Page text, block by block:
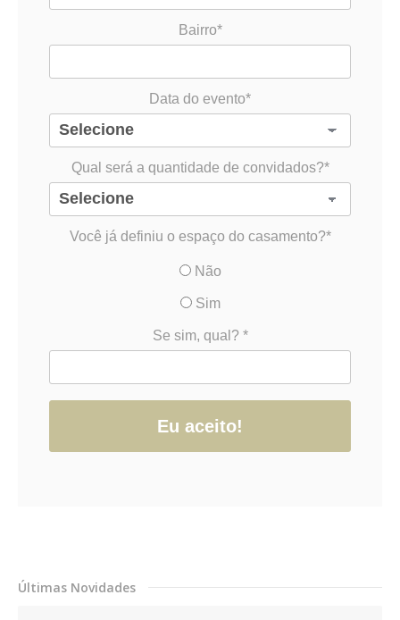
Bairro*
Data do evento*
Qual será a quantidade de convidados?*
Você já definiu o espaço do casamento?*
Não
Sim
Se sim, qual? *
Eu aceito!
Últimas Novidades